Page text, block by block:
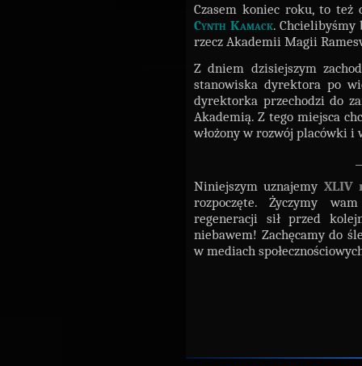
Czasem koniec roku, to też
Cynth Kamack. Chcielibyśmy
rzecz Akademii Magii
Z dniem dzisiejszym
stanowiska dyrektora po
dyrektorka przechodzi do
Akademią. Z tego miejsca
włożony w rozwój placówki i
Niniejszym uznajemy XLIV
rozpoczęte. Życzymy
regeneracji sił przed
niebawem! Zachęcamy do
w mediach